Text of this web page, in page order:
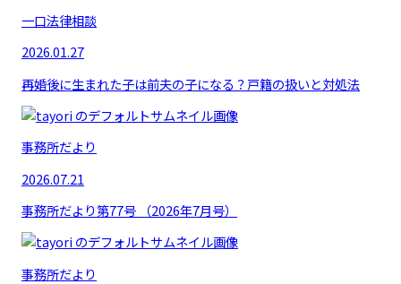
一口法律相談
2026.01.27
再婚後に生まれた子は前夫の子になる？戸籍の扱いと対処法
事務所だより
2026.07.21
事務所だより第77号 （2026年7月号）
事務所だより